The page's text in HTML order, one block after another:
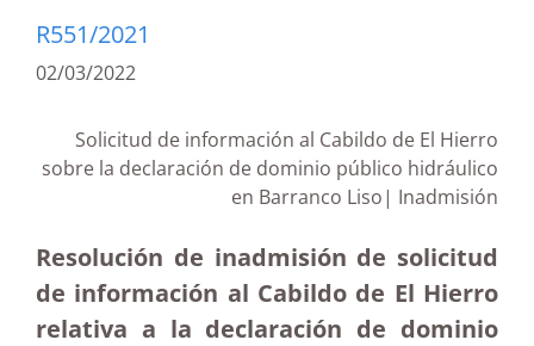
R551/2021
02/03/2022
Solicitud de información al Cabildo de El Hierro
sobre la declaración de dominio público hidráulico
en Barranco Liso| Inadmisión
Resolución de inadmisión de solicitud
de información al Cabildo de El Hierro
relativa a la declaración de dominio